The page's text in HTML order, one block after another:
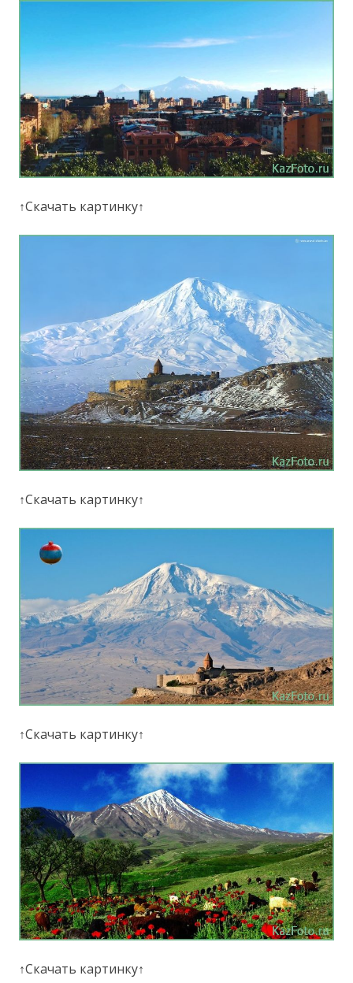
↑Скачать картинку↑
↑Скачать картинку↑
↑Скачать картинку↑
↑Скачать картинку↑